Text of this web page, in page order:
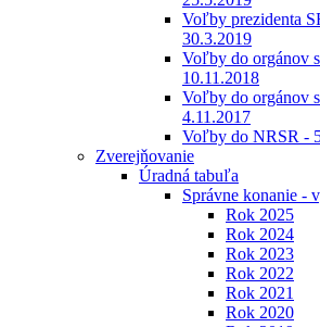
Voľby prezidenta
30.3.2019
Voľby do orgánov
10.11.2018
Voľby do orgánov
4.11.2017
Voľby do NRSR -
Zverejňovanie
Úradná tabuľa
Správne konanie -
Rok 2025
Rok 2024
Rok 2023
Rok 2022
Rok 2021
Rok 2020